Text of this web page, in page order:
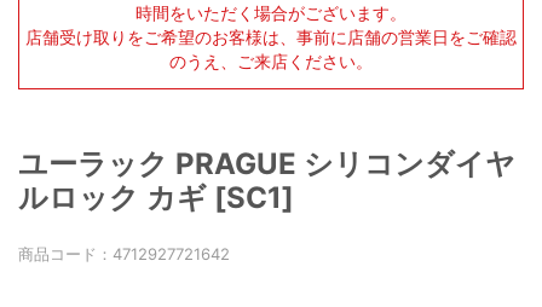
時間をいただく場合がございます。
店舗受け取りをご希望のお客様は、事前に店舗の営業日をご確認
のうえ、ご来店ください。
ユーラック PRAGUE シリコンダイヤ
ルロック カギ [SC1]
商品コード： 4712927721642